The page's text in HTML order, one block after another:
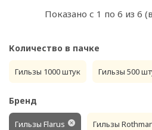
Показано с 1 по 6 из 6
Количество в пачке
Гильзы 1000 штук Гильзы 500
Бренд
Гильзы Flarus Гильзы